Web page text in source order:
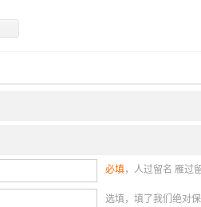
必填，人过留名 雁过
选填，填了我们绝对